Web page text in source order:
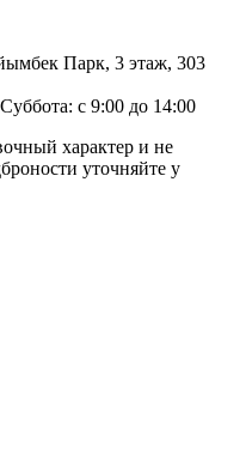
Парк, 3 этаж, 303
с 9:00 до 14:00
характер и не
уточняйте у